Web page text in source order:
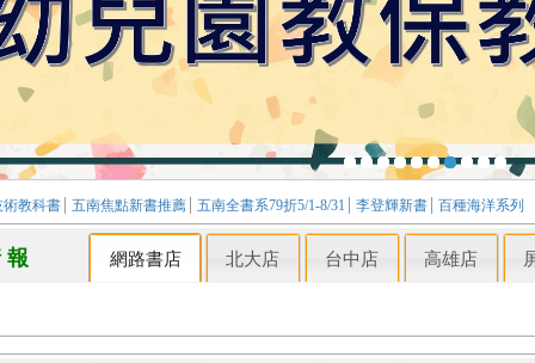
術教科書 五南焦點新書推薦 五南全書系79折5/1-8/31 李登輝新書 百種海洋系列
報 網路書店 北大店 台中店 高雄店